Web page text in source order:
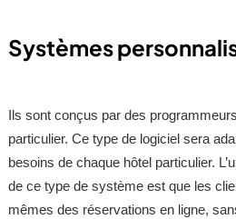
Systèmes
Ils sont conçus par des
particulier. Ce type de logiciel sera
besoins de chaque hôtel particulier.
de ce type de système est que les
mêmes des réservations en ligne,